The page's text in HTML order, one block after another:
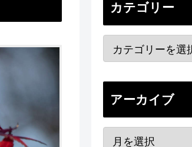
カテゴリー
アーカイブ